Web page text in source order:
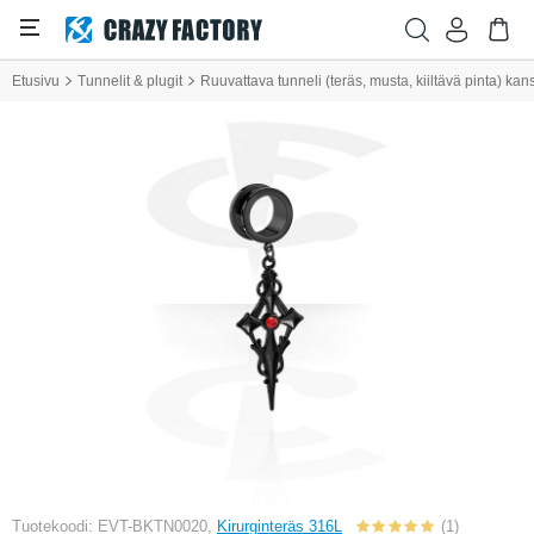
Etusivu Tunnelit & plugit Ruuvattava tunneli (teräs, musta, kiiltävä pinta)
Tuotekoodi: EVT-BKTN0020, Kirurginteräs 316L (1)